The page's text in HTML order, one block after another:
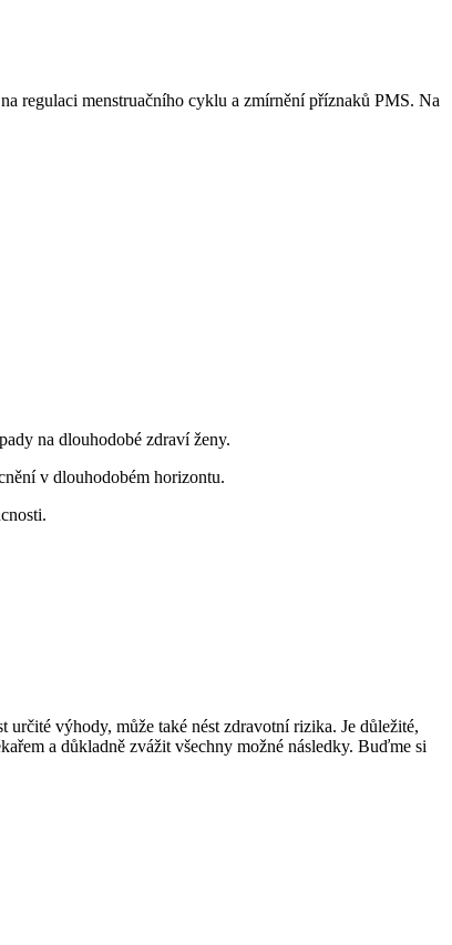
regulaci menstruačního cyklu a zmírnění příznaků PMS. Na
na dlouhodobé zdraví ženy.
v dlouhodobém horizontu.
výhody, může také nést zdravotní rizika. Je důležité,
a důkladně zvážit všechny možné následky. Buďme si